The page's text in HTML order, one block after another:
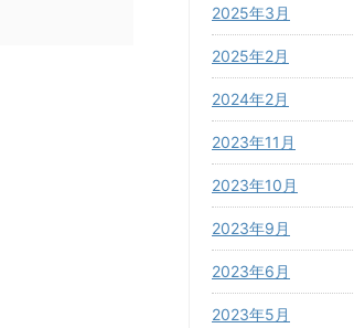
2025年3月
2025年2月
2024年2月
2023年11月
2023年10月
2023年9月
2023年6月
2023年5月